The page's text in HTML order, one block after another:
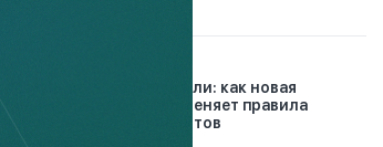
Конец долговой спирали: как новая
платформа Finkelisim меняет правила
урегулирования кредитов